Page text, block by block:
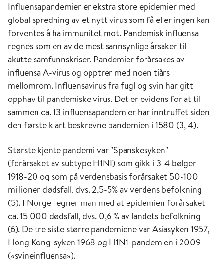
Influensapandemier er ekstra store epidemier med
global spredning av et nytt virus som få eller ingen kan
forventes å ha immunitet mot. Pandemisk influensa
regnes som en av de mest sannsynlige årsaker til
akutte samfunnskriser. Pandemier forårsakes av
influensa A-virus og opptrer med noen tiårs
mellomrom. Influensavirus fra fugl og svin har gitt
opphav til pandemiske virus. Det er evidens for at til
sammen ca. 13 influensapandemier har inntruffet siden
den første klart beskrevne pandemien i 1580 (3, 4).
Største kjente pandemi var "Spanskesyken"
(forårsaket av subtype H1N1) som gikk i 3-4 bølger
1918-20 og som på verdensbasis forårsaket 50-100
millioner dødsfall, dvs. 2,5-5% av verdens befolkning
(5). I Norge regner man med at epidemien forårsaket
ca. 15 000 dødsfall, dvs. 0,6 % av landets befolkning
(6). De tre siste større pandemiene var Asiasyken 1957,
Hong Kong-syken 1968 og H1N1-pandemien i 2009
(«svineinfluensa»).